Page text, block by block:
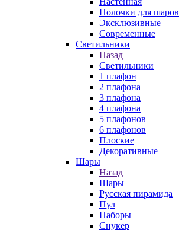
Полочки для шаров
Эксклюзивные
Современные
Светильники
Назад
Светильники
1 плафон
2 плафона
3 плафона
4 плафона
5 плафонов
6 плафонов
Плоские
Декоративные
Шары
Назад
Шары
Русская пирамида
Пул
Наборы
Снукер